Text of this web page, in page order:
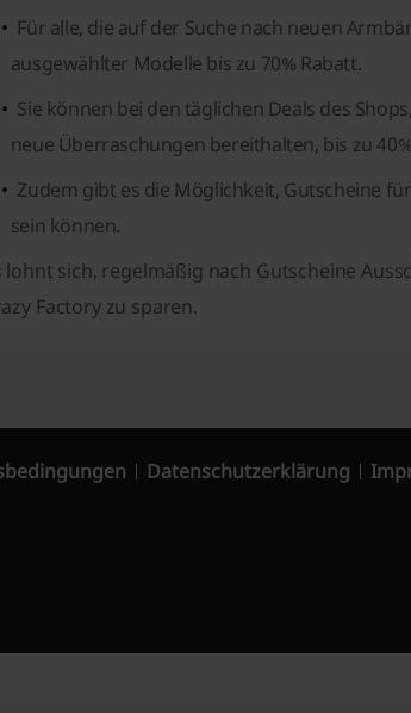
Für alle, die auf der Suche nach neuen
ausgewählter Modelle bis zu 70% Rabatt.
Sie können bei den täglichen Deals des
neue Überraschungen bereithalten, bis zu
Zudem gibt es die Möglichkeit, Gutscheine
sein können.
lohnt sich, regelmäßig nach Gutscheine
Factory zu sparen.
Datenschutzerklärung